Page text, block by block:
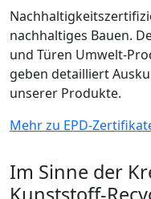
nachhaltiges Bauen.
und Türen Umwelt-
geben detailliert
unserer Produkte.
Mehr zu EPD-
Im Sinne der